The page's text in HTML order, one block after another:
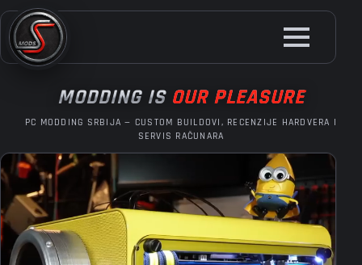
Skip
to
main
MODDING IS OUR PLEASURE
PC MODDING SRBIJA — CUSTOM BUILDOVI, RECENZIJE HARDVERA I
SERVIS RAČUNARA